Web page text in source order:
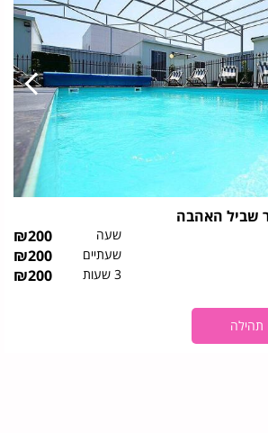
שביל האהבה
שעה ₪200
שעתיים ₪200
3 שעות ₪200
תהילה